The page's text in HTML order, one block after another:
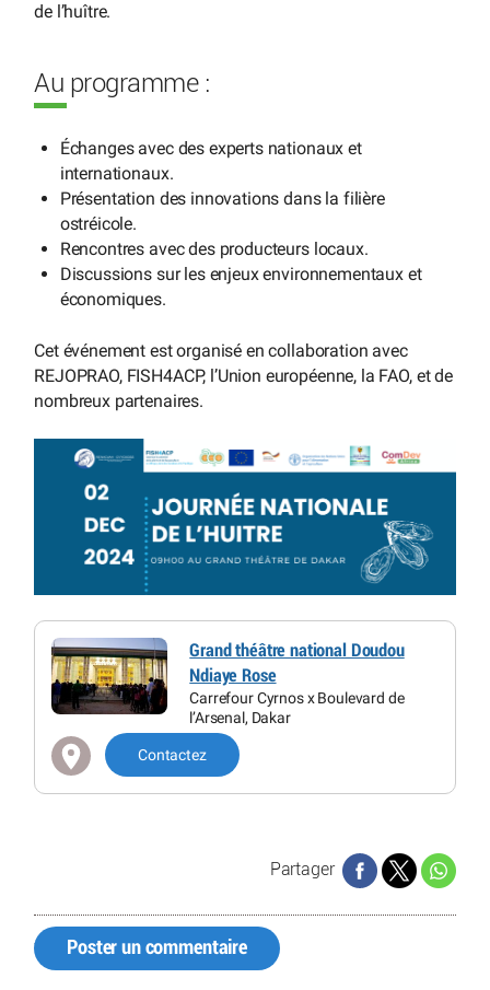
de l’huître.
Au programme :
Échanges avec des experts nationaux et
internationaux.
Présentation des innovations dans la filière
ostréicole.
Rencontres avec des producteurs locaux.
Discussions sur les enjeux environnementaux et
économiques.
Cet événement est organisé en collaboration avec
REJOPRAO, FISH4ACP, l’Union européenne, la FAO, et de
nombreux partenaires.
Grand théâtre national Doudou
Ndiaye Rose
Carrefour Cyrnos x Boulevard de
l’Arsenal, Dakar
Contactez
Partager
Poster un commentaire